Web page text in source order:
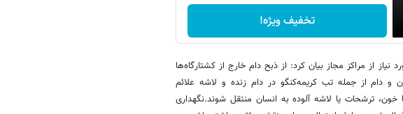
تخفیف ویژه!
از مراکز مجاز بیان کرد: از ذبح دام خارج از کشتارگاه‌ها
و دام از جمله تب کریمه‌کنگو در دام زنده و لاشه علائم
ترشحات یا لاشه آلوده به انسان منتقل شوند.نگهداری